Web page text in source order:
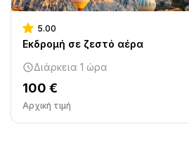
5.00
Εκδρομή σε ζεστό αέρα
Διάρκεια 1 ώρα
100 €
Αρχική τιμή